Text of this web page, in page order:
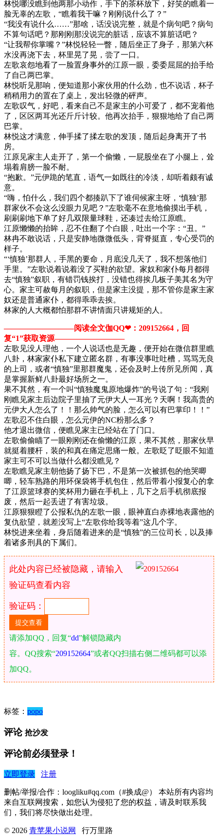
林悦哪没瞧到他两那小动作，手下的茶杯放下，好笑的瞧着一
脸无辜的左歌，“瞧着我干嘛？刚刚说什么了？”
“我没有说什么……”那啥，话没说完整，就是个病句吧？病句
不算句话吧？那刚刚那没说完的脏话，应该不算脏话吧？
“让我帮你掌嘴？”林悦轻轻一瞥，随后坐正了身子，那第六杯
水没再浇下去，杯里晃了晃，尝了一口。
左歌哀怨地看了一脸置身事外的江原一眼，委委屈屈的抬手给
了自己两巴掌。
林悦听见那响，便知道那小家伙用的什么劲，也不说话，杯子
稍稍用力的置在了桌上，发出轻微的砰声。
左歌叹气，好吧，看来自己不是家主的小可爱了，都不宠着他
了，区区两耳光还斤斤计较。他再次抬手，狠狠地给了自己两
巴掌。
林悦这才满意，伸手揉了揉左歌的发顶，随后起身离开了书
房。
江原见家主人走开了，第一个偷懒，一屁股坐在了小腿上，耸
塌着肩膀一脸不耐。
“抱歉。”元伊跪的笔直，语气一如既往的冷淡，却听着颇有诚
意。
“嗨，怕什么，我们四个都揍趴下了谁伺候家主呀，‘慎独’那
群家伙不会这么没眼力见吧？”左歌毫不在意地偷摸出手机，
刷刷刷地下单了好几双限量球鞋，还凑过去给江原瞧。
江原懒懒的抬眸，忍不住翻了个白眼，吐出一个字：“丑。”
林冉不敢说话，只是安静地微微低头，背脊挺直，专心受罚的
样子。
“‘慎独’那群人，手黑的要命，月底没几天了，我不想落他们
手里。”左歌说着说着没了买鞋的欲望。家奴和家仆每月都得
去“慎独”叙职，有错罚钱挨打，没错也得挨几板子美其名为守
心。家主可赦每月的叙职，但是家主没提，那不管你是家主家
奴还是普通家仆，都得乖乖去挨。
林家的人大概都怕那群不讲情面只讲规矩的人。
—————————阅读全文伽QQ❤：209152664，回
复“1”获取资源—​​​​————————
左歌见没人理他，一个人说话也是无趣，便开始在微信群里瞧
八卦，林家家仆私下建立匿名群，有事没事吐吐槽，骂骂无良
的上司，或者“慎独”里那群魔鬼，还会及时上传所见所闻，真
是掌握新鲜八卦最好场所之一。
果不其然，有一个叫“慎独魔鬼原地爆炸”的号说了句：“我刚
刚瞧见家主后边院子里抽了元伊大人一耳光？天啊！我高贵的
元伊大人怎么了！！那么帅气的脸，怎么可以有巴掌印！！”
左歌忍不住白眼，怎么元伊的NC粉那么多？
他才退出微信，便瞧见家主已经站在了门口。
左歌偷偷瞄了一眼刚刚还在偷懒的江原，果不其然，那家伙早
就挺着腰杆，装的和真在痛定思痛一般。左歌眨了眨眼不知道
家主可不可以当做什么都没瞧见？
左歌瞧见家主朝他扬了扬下巴，不是第一次被抓包的他哭唧
唧，轻车熟路的用环保袋将手机包住，然后带着小报复心的拿
了江原篮球赛的奖杯用力砸在手机上，几下之后手机彻底报
废，然后一起丢进了有害垃圾。
江原狠狠瞪了公报私仇的左歌一眼，眼神直白赤裸地表露他的
复仇欲望，就差没写上“左歌你给我等着”这几个字。
林悦进来坐着，身后随着进来的是“慎独”的三位司长，以及捧
着诸多刑具的下属们。
此处内容已经被隐藏，请输入
验证码查看内容
验证码：
请添加QQ，回复“dd”解锁隐藏内
容。QQ搜索“209152664”或者QQ扫描右侧二维码都可以添
加QQ。
标签： popo
评论 抢沙发
评论前必须登录！
立即登录 注册
删帖/举报/合作：loogliku#qq.com（#换成@） 本站所有内容均
来自互联网搜索，如您认为侵犯了您的权益，请及时联系我
们，我们将尽快做出处理。
© 2026 青苹果小说网 行万里路